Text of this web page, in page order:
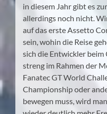
in diesem Jahr gibt es
allerdings noch nicht.
auf das erste Assetto
sein, wohin die Reise
sich die Entwickler
streng im Rahmen der
Fanatec GT World
Championship oder
bewegen muss, wird